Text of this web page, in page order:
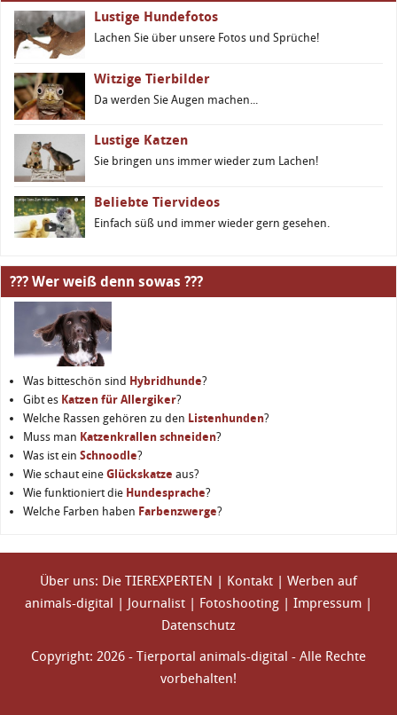
Lustige Hundefotos
Lachen Sie über unsere Fotos und Sprüche!
Witzige Tierbilder
Da werden Sie Augen machen...
Lustige Katzen
Sie bringen uns immer wieder zum Lachen!
Beliebte Tiervideos
Einfach süß und immer wieder gern gesehen.
??? Wer weiß denn sowas ???
Was bitteschön sind Hybridhunde?
Gibt es Katzen für Allergiker?
Welche Rassen gehören zu den Listenhunden?
Muss man Katzenkrallen schneiden?
Was ist ein Schnoodle?
Wie schaut eine Glückskatze aus?
Wie funktioniert die Hundesprache?
Welche Farben haben Farbenzwerge?
Über uns: Die TIEREXPERTEN | Kontakt | Werben auf
animals-digital | Journalist | Fotoshooting | Impressum |
Datenschutz
Copyright: 2026 - Tierportal animals-digital - Alle Rechte
vorbehalten!